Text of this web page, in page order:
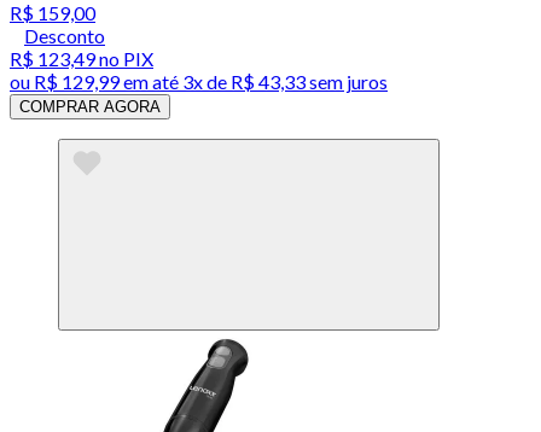
R$ 159,00
Desconto
R$ 123,49no PIX
ou R$ 129,99em até 3x de R$ 43,33 sem juros
COMPRAR AGORA